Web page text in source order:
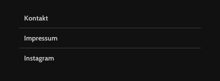
Kontakt
Impressum
Instagram